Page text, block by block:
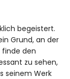
begeistert.
Grund, an der
finde den
zu sehen,
seinem Werk